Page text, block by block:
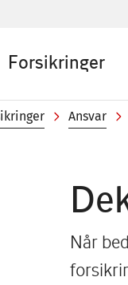
Forsikringer
Ansvar
Når